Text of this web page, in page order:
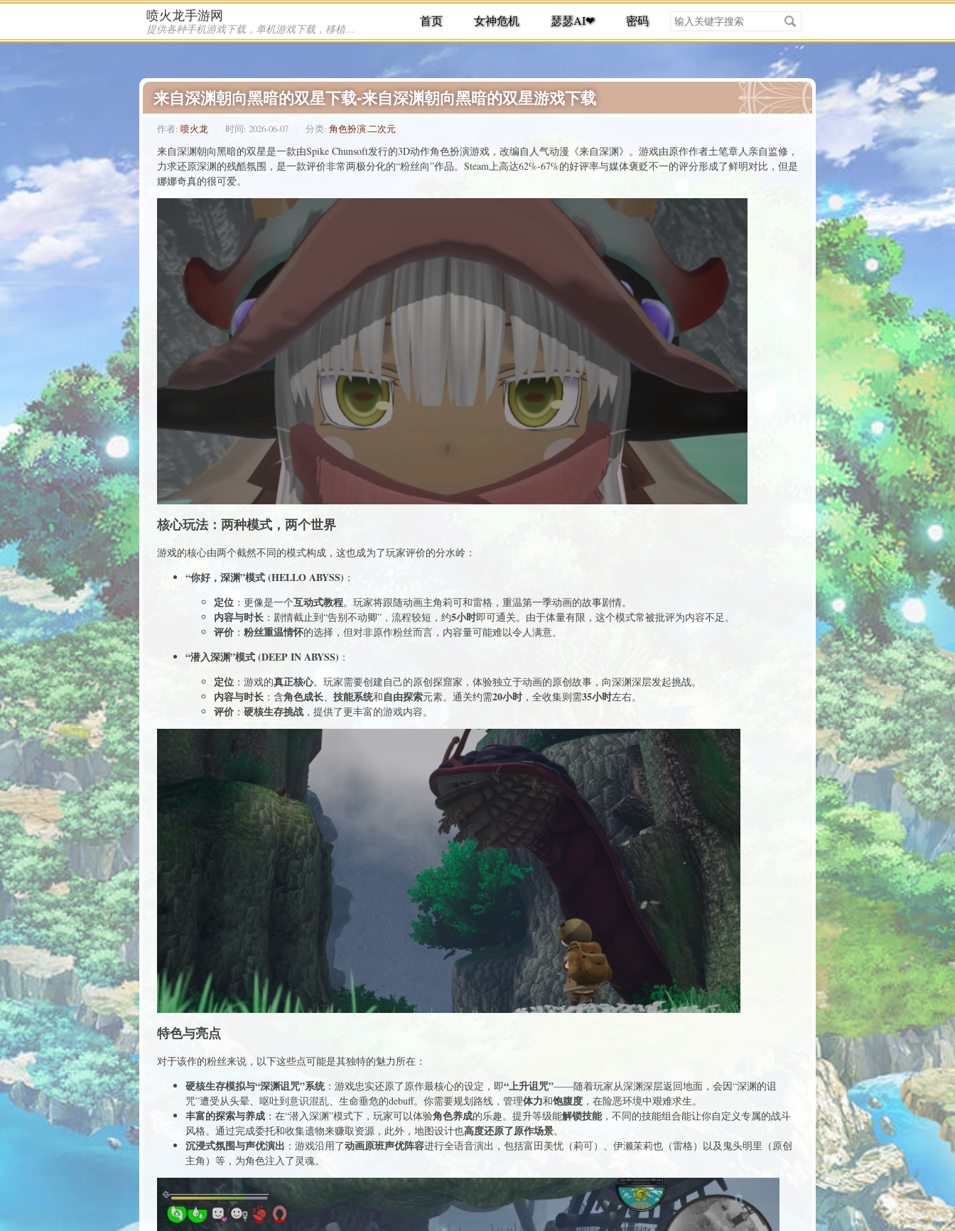
喷火龙手游网
提供各种手机游戏下载，单机游戏下载，移植游戏下载
首页 女神危机 瑟瑟AI❤ 密码
搜
索
关
来自深渊朝向黑暗的双星下载-来自深渊朝向黑暗的双星游戏下载
作者: 喷火龙 时间: 2026-06-07 分类: 角色扮演,二次元
来自深渊朝向黑暗的双星是一款由Spike Chunsoft发行的3D动作角色扮演游戏，改编自人气动漫《来自深渊》。游戏由原作作者土笔章人亲自监修，
力求还原深渊的残酷氛围，是一款评价非常两极分化的“粉丝向”作品。Steam上高达62%-67%的好评率与媒体褒贬不一的评分形成了鲜明对比，但是
娜娜奇真的很可爱。
核心玩法：两种模式，两个世界
游戏的核心由两个截然不同的模式构成，这也成为了玩家评价的分水岭：
“你好，深渊”模式 (HELLO ABYSS) ：
定位 ：更像是一个互动式教程。玩家将跟随动画主角莉可和雷格，重温第一季动画的故事剧情。
内容与时长 ：剧情截止到“告别不动卿”，流程较短，约5小时即可通关。由于体量有限，这个模式常被批评为内容不足。
评价 ： 粉丝重温情怀的选择，但对非原作粉丝而言，内容量可能难以令人满意。
“潜入深渊”模式 (DEEP IN ABYSS) ：
定位 ：游戏的真正核心。玩家需要创建自己的原创探窟家，体验独立于动画的原创故事，向深渊深层发起挑战。
内容与时长 ：含角色成长、 技能系统和自由探索元素。通关约需20小时 ，全收集则需35小时左右。
评价 ： 硬核生存挑战 ，提供了更丰富的游戏内容。
特色与亮点
对于该作的粉丝来说，以下这些点可能是其独特的魅力所在：
硬核生存模拟与“深渊诅咒”系统：游戏忠实还原了原作最核心的设定，即“上升诅咒”——随着玩家从深渊深层返回地面，会因“深渊的诅
咒”遭受从头晕、呕吐到意识混乱、生命垂危的debuff。你需要规划路线，管理体力和饱腹度 ，在险恶环境中艰难求生。
丰富的探索与养成 ：在“潜入深渊”模式下，玩家可以体验角色养成的乐趣。提升等级能解锁技能，不同的技能组合能让你自定义专属的战斗
风格。通过完成委托和收集遗物来赚取资源，此外，地图设计也高度还原了原作场景。
沉浸式氛围与声优演出 ：游戏沿用了动画原班声优阵容进行全语音演出，包括富田美忧（莉可）、伊濑茉莉也（雷格）以及鬼头明里（原创
主角）等，为角色注入了灵魂。